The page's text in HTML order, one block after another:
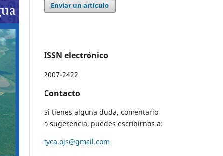
Enviar un artículo
ISSN electrónico
2007-2422
Contacto
Si tienes alguna duda, comentario
o sugerencia, puedes escribirnos a:
tyca.ojs@gmail.com